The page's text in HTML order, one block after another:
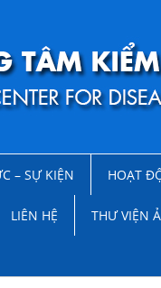
– SỰ KIỆN HOẠT
LIÊN HỆ THƯ VIỆN